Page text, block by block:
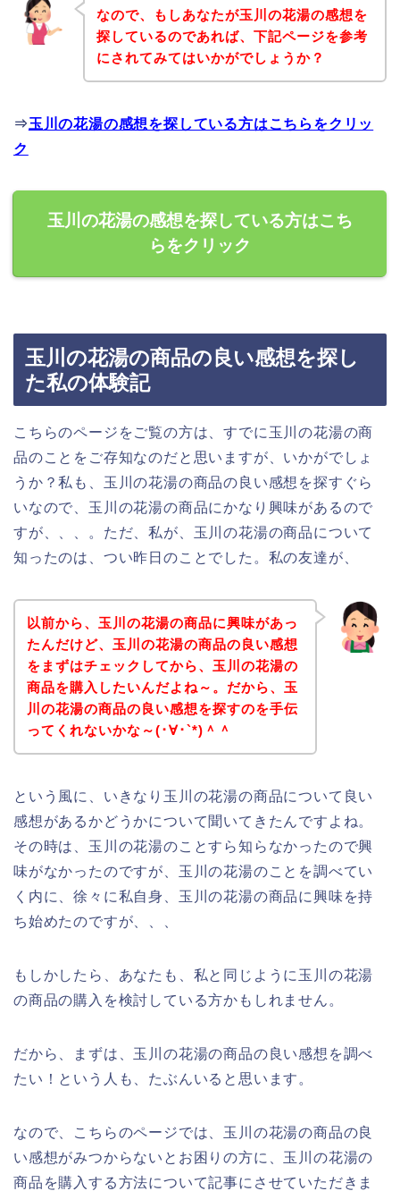
なので、もしあなたが玉川の花湯の感想を
探しているのであれば、下記ページを参考
にされてみてはいかがでしょうか？
⇒玉川の花湯の感想を探している方はこちらをクリッ
ク
玉川の花湯の感想を探している方はこち
らをクリック
玉川の花湯の商品の良い感想を探し
た私の体験記
こちらのページをご覧の方は、すでに玉川の花湯の商
品のことをご存知なのだと思いますが、いかがでしょ
うか？私も、玉川の花湯の商品の良い感想を探すぐら
いなので、玉川の花湯の商品にかなり興味があるので
すが、、、。ただ、私が、玉川の花湯の商品について
知ったのは、つい昨日のことでした。私の友達が、
以前から、玉川の花湯の商品に興味があっ
たんだけど、玉川の花湯の商品の良い感想
をまずはチェックしてから、玉川の花湯の
商品を購入したいんだよね～。だから、玉
川の花湯の商品の良い感想を探すのを手伝
ってくれないかな～(･∀･`*)＾＾
という風に、いきなり玉川の花湯の商品について良い
感想があるかどうかについて聞いてきたんですよね。
その時は、玉川の花湯のことすら知らなかったので興
味がなかったのですが、玉川の花湯のことを調べてい
く内に、徐々に私自身、玉川の花湯の商品に興味を持
ち始めたのですが、、、
もしかしたら、あなたも、私と同じように玉川の花湯
の商品の購入を検討している方かもしれません。
だから、まずは、玉川の花湯の商品の良い感想を調べ
たい！という人も、たぶんいると思います。
なので、こちらのページでは、玉川の花湯の商品の良
い感想がみつからないとお困りの方に、玉川の花湯の
商品を購入する方法について記事にさせていただきま